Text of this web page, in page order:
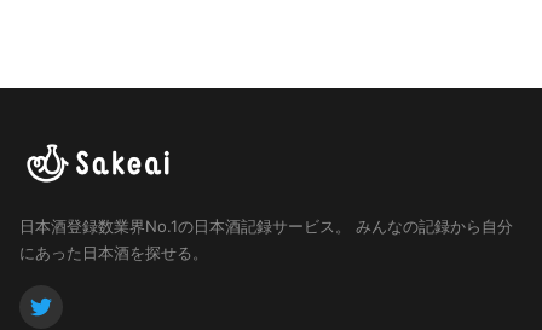
日本酒登録数業界No.1の日本酒記録サービス。
みんなの記録から自分
にあった日本酒を探せる。